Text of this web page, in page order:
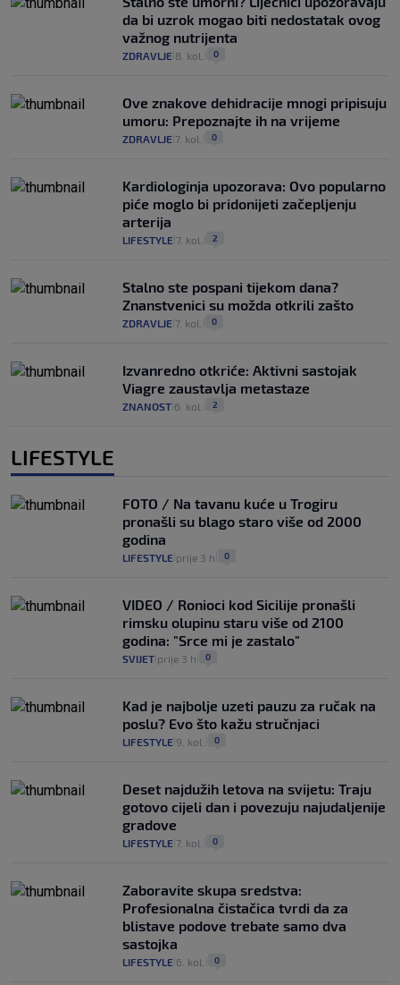
da bi uzrok mogao biti nedostatak ovog
važnog nutrijenta
ZDRAVLJE 8. kol. 0
Ove znakove dehidracije mnogi pripisuju
umoru: Prepoznajte ih na vrijeme
ZDRAVLJE 7. kol. 0
Kardiologinja upozorava: Ovo popularno
piće moglo bi pridonijeti začepljenju
arterija
LIFESTYLE 7. kol. 2
Stalno ste pospani tijekom dana?
Znanstvenici su možda otkrili zašto
ZDRAVLJE 7. kol. 0
Izvanredno otkriće: Aktivni sastojak
Viagre zaustavlja metastaze
ZNANOST 6. kol. 2
LIFESTYLE
FOTO / Na tavanu kuće u Trogiru
pronašli su blago staro više od 2000
godina
LIFESTYLE prije 3 h 0
VIDEO / Ronioci kod Sicilije pronašli
rimsku olupinu staru više od 2100
godina: "Srce mi je zastalo"
SVIJET prije 3 h 0
Kad je najbolje uzeti pauzu za ručak na
poslu? Evo što kažu stručnjaci
LIFESTYLE 9. kol. 0
Deset najdužih letova na svijetu: Traju
gotovo cijeli dan i povezuju najudaljenije
gradove
LIFESTYLE 7. kol. 0
Zaboravite skupa sredstva:
Profesionalna čistačica tvrdi da za
blistave podove trebate samo dva
sastojka
LIFESTYLE 6. kol. 0